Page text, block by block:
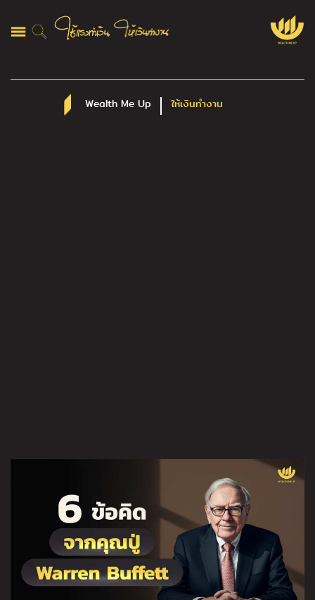
Wealth Me Up ให้เงินทำงาน